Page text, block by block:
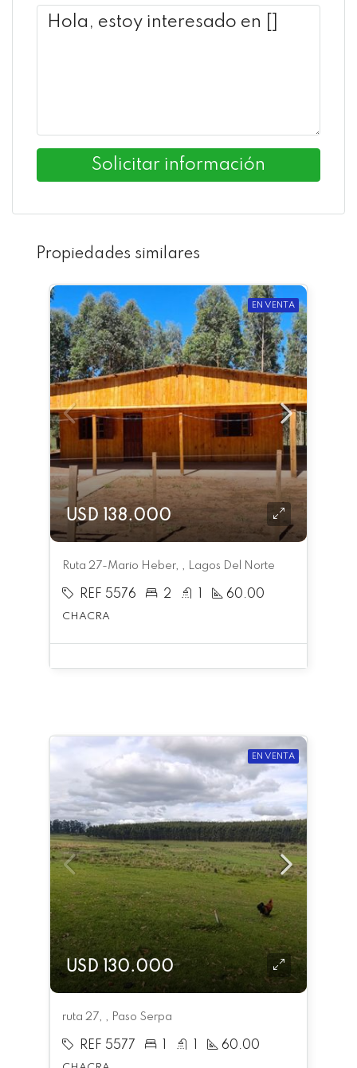
Solicitar información
Propiedades similares
EN VENTA
USD 138.000
Ruta 27-Mario Heber, , Lagos Del Norte
REF 5576 2 60.00
CHACRA
EN VENTA
USD 130.000
ruta 27, , Paso Serpa
REF 5577 60.00